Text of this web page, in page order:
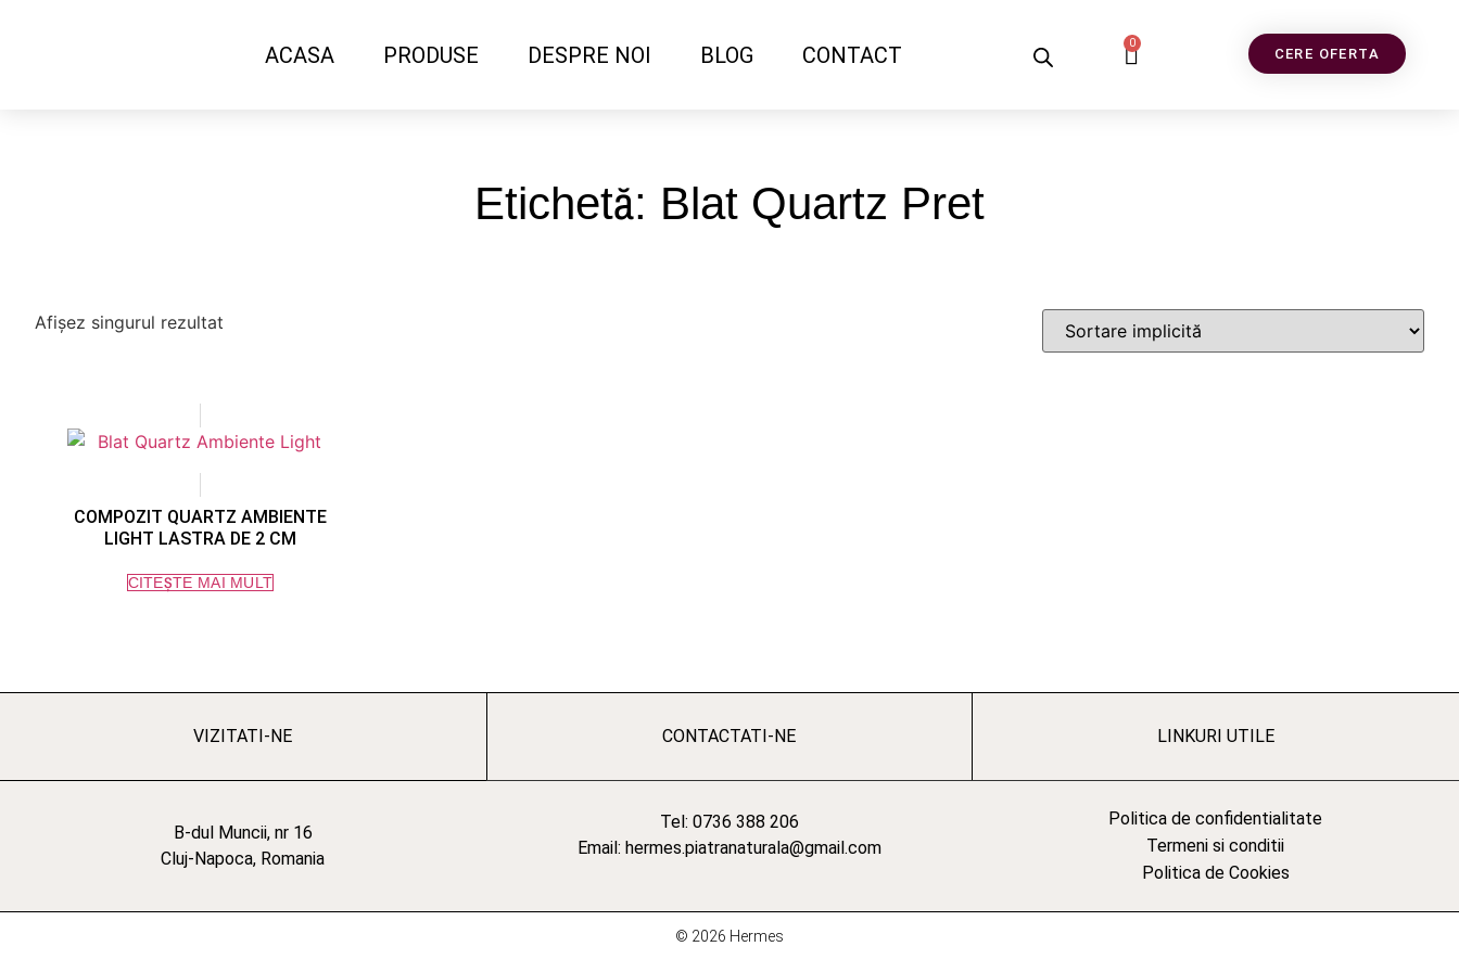
ACASA PRODUSE DESPRE NOI BLOG CONTACT 0
CERE OFERTA
Etichetă: Blat Quartz Pret
Afișez singurul rezultat
COMPOZIT QUARTZ AMBIENTE
LIGHT LASTRA DE 2 CM
CITEȘTE MAI MULT
VIZITATI-NE
B-dul Muncii, nr 16
Cluj-Napoca, Romania
CONTACTATI-NE
Tel: 0736 388 206
Email: hermes.piatranaturala@gmail.com
LINKURI UTILE
Politica de confidentialitate
Termeni si conditii
Politica de Cookies
© 2026 Hermes